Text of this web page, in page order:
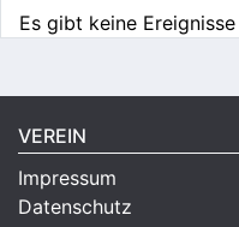
Es gibt keine
VEREIN
Impressum
Datenschutz